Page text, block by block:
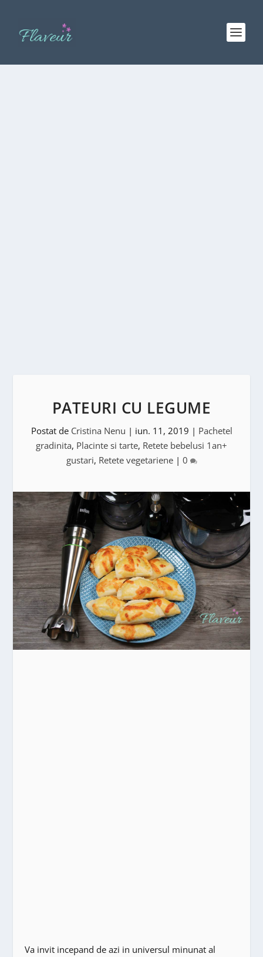
PATEURI CU LEGUME
Postat de Cristina Nenu | iun. 11, 2019 | Pachetel
gradinita, Placinte si tarte, Retete bebelusi 1an+
gustari, Retete vegetariene| 0
Va invit incepand de azi in universul minunat al